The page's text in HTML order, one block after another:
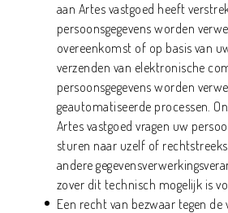
aan Artes vastgoed heeft
persoonsgegevens worden
overeenkomst of op basis van
verzenden van elektronische
persoonsgegevens worden
geautomatiseerde processen.
Artes vastgoed vragen uw
sturen naar uzelf of
andere
zover dit technisch mogelijk is
Een recht van bezwaar tegen